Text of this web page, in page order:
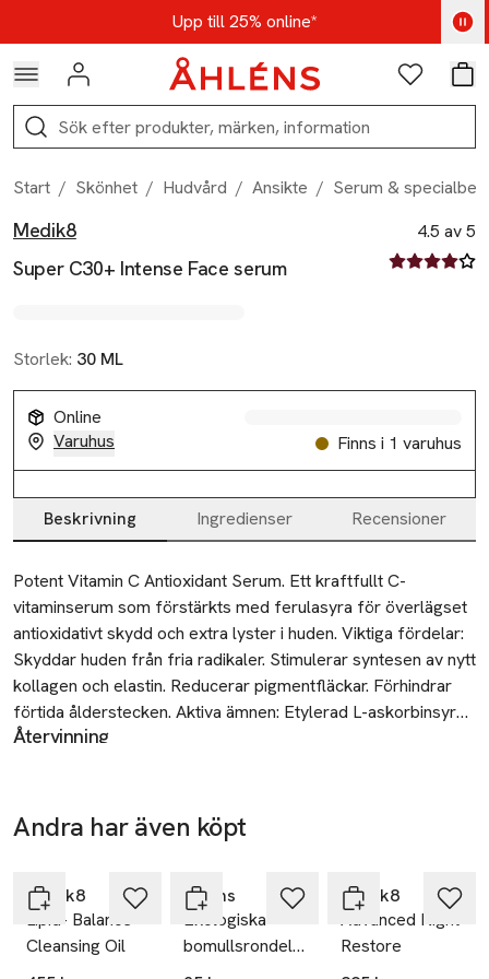
Hoppa till navigationsmenynUpp till 25% online*
Kod: AUG25 - Shoppa nu
Logga in Favoriter
Sök
Start / Skönhet / Hudvård / Ansikte / Serum &
Produktbilder
Hoppa över bildspelet
Medik8
Super C30+ Intense Face serum
4.5 av 5
4.5 av fem
Storlek: 30 ML
Online
Varuhus
Finns i 1 varuhus
Produktinformation
Beskrivning Ingredienser Recensioner
Beskrivning
Potent Vitamin C Antioxidant Serum. Ett kraftfullt C-
vitaminserum som förstärkts med ferulasyra för överlägset
antioxidativt skydd och extra lyster i huden. Viktiga fördelar:
Skyddar huden från fria radikaler. Stimulerar syntesen av nytt
kollagen och elastin. Reducerar pigmentfläckar. Förhindrar
förtida ålderstecken. Aktiva ämnen: Etylerad L-askorbinsyra,
Ferulasyra, Gurkmejaextrakt, E-vitamin.
Återvinning
med vatten om du får produkten i ögonen. Sluta använda den
Använd enbart enligt instruktion och på hel hud. Patch-test av
produkten innan användning rekommenderas. Besök medik8-
com/patch för mer info om patch-test.
Andra har även köpt
Medik8
Lipid- Balance
Cleansing Oil
Ta 2 betala
Åhléns
Ekologiska
bomullsrondeller,
80 st
Medik8
Advanced Night
Restore